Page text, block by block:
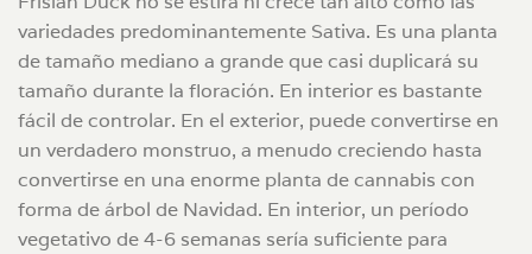
variedades predominantemente Sativa. Es una planta
de tamaño mediano a grande que casi duplicará su
tamaño durante la floración. En interior es bastante
fácil de controlar. En el exterior, puede convertirse en
un verdadero monstruo, a menudo creciendo hasta
convertirse en una enorme planta de cannabis con
forma de árbol de Navidad. En interior, un período
vegetativo de 4-6 semanas sería suficiente para